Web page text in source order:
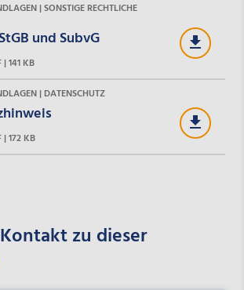
| SONSTIGE RECHTLICHE
und SubvG
| 141 KB
| DATENSCHUTZ
| 172 KB
zu dieser